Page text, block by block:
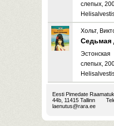
слепых,
Хольт,
Седьмая
слепых,
Eesti Pimedate
44b, 11415 Tallinn
laenutus@rara.ee